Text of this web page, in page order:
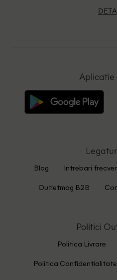
Aplicatie
Blog Intrebari
Outletmag B2B
Politici
Politica Livrare
Politica Confidentialitate